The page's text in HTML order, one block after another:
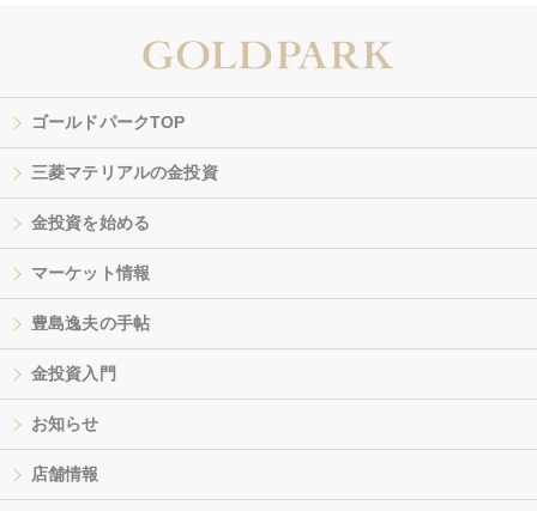
ゴールドパークTOP
三菱マテリアルの金投資
金投資を始める
マーケット情報
豊島逸夫の手帖
金投資入門
お知らせ
店舗情報